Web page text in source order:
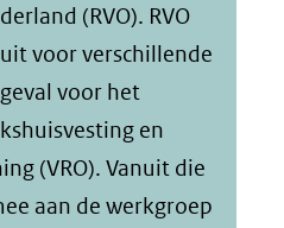
(RVO). RVO
voor verschillende
voor het
en
(VRO). Vanuit die
aan de werkgroep